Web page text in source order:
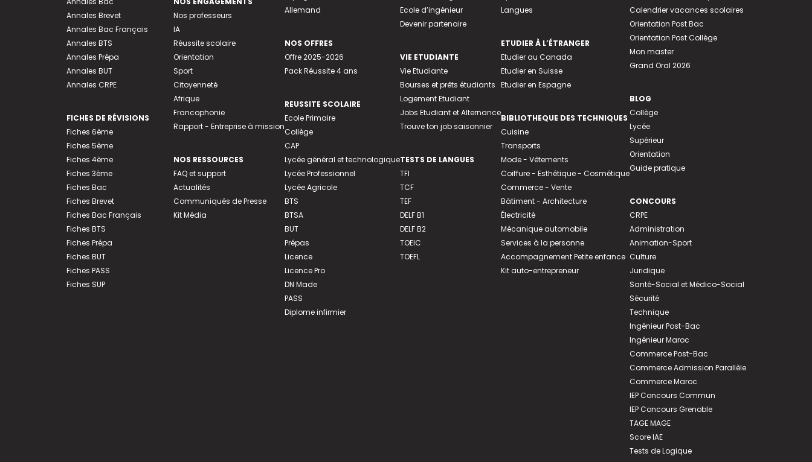
Annales Brevet
Annales Bac Français
Annales BTS
Annales Prépa
Annales BUT
Annales CRPE
FICHES DE RÉVISIONS
Fiches 6ème
Fiches 5ème
Fiches 4ème
Fiches 3ème
Fiches Bac
Fiches Brevet
Fiches Bac Français
Fiches BTS
Fiches Prépa
Fiches BUT
Fiches PASS
Fiches SUP
Nos professeurs
IA
Réussite scolaire
Orientation
Sport
Citoyenneté
Afrique
Francophonie
Rapport - Entreprise à mission
NOS RESSOURCES
FAQ et support
Actualités
Communiqués de Presse
Kit Média
Allemand
NOS OFFRES
Offre 2025-2026
Pack Réussite 4 ans
REUSSITE SCOLAIRE
Ecole Primaire
Collège
CAP
Lycée général et technologique
Lycée Professionnel
Lycée Agricole
BTS
BTSA
BUT
Prépas
Licence
Licence Pro
DN Made
PASS
Diplome infirmier
Ecole d’ingénieur
Devenir partenaire
VIE ETUDIANTE
Vie Etudiante
Bourses et prêts étudiants
Logement Etudiant
Jobs Etudiant et Alternance
Trouve ton job saisonnier
TESTS DE LANGUES
TFI
TCF
TEF
DELF B1
DELF B2
TOEIC
TOEFL
Langues
ETUDIER À L’ÉTRANGER
Etudier au Canada
Etudier en Suisse
Etudier en Espagne
BIBLIOTHEQUE DES TECHNIQUES
Cuisine
Transports
Mode - Vêtements
Coiffure - Esthétique - Cosmétique
Commerce - Vente
Bâtiment - Architecture
Électricité
Mécanique automobile
Services à la personne
Accompagnement Petite enfance
Kit auto-entrepreneur
Calendrier vacances scolaires
Orientation Post Bac
Orientation Post Collège
Mon master
Grand Oral 2026
BLOG
Collège
Lycée
Supérieur
Orientation
Guide pratique
CONCOURS
CRPE
Administration
Animation-Sport
Culture
Juridique
Santé-Social et Médico-Social
Sécurité
Technique
Ingénieur Post-Bac
Ingénieur Maroc
Commerce Post-Bac
Commerce Admission Parallèle
Commerce Maroc
IEP Concours Commun
IEP Concours Grenoble
TAGE MAGE
Score IAE
Tests de Logique